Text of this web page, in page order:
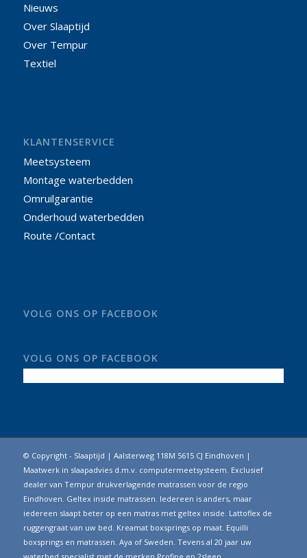
Nieuws
Over Slaaptijd
Over Tempur
Textiel
KLANTENSERVICE
Meetsysteem
Montage waterbedden
Omruilgarantie
Onderhoud waterbedden
Route /Contact
VOLG ONS OP FACEBOOK
VOLG ONS OP FACEBOOK
© Copyright - Slaaptijd | Aalsterweg 118M 5615 CJ Eindhoven |
Maatwerk in slaapadvies d.m.v. computermeetsysteem. Exclusief
dealer van Tempur drukverlagende matrassen voor de regio
Eindhoven. Geltex inside matrassen. Iedereen is anders, maar
iedereen slaapt beter op een matras met geltex inside. Lattoflex de
ruggengraat van uw bed. Kreamat boxsprings op maat. Equilli
boxsprings en matrassen. Aya of Sweden. Tevens al 20 jaar uw